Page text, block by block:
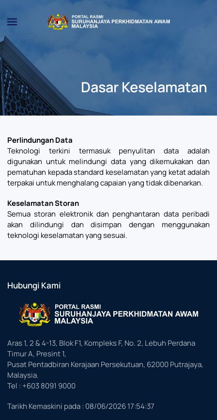
Skip to main content
Dasar Keselamatan
Perlindungan Data
Teknologi terkini termasuk penyulitan data adalah
digunakan untuk melindungi data yang dikemukakan dan
pematuhan kepada standard keselamatan yang ketat adalah
terpakai untuk menghalang capaian yang tidak dibenarkan.
Keselamatan Storan
Semua storan elektronik dan penghantaran data peribadi
akan dilindungi dan disimpan dengan menggunakan
teknologi keselamatan yang sesuai.
Hubungi Kami
Aras 1, 2 & 4-13, Blok F1, Kompleks F, No. 2, Lebuh Perdana
Timur A, Presint 1,
Pusat Pentadbiran Kerajaan Persekutuan, 62000 Putrajaya,
Malaysia.
Tel : +603 8091 9000
Tarikh Kemaskini pada : 08/06/2026 17:54:37